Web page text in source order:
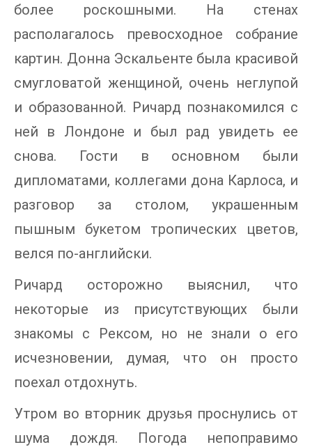
более роскошными. На стенах
располагалось превосходное собрание
картин. Донна Эскальенте была красивой
смугловатой женщиной, очень неглупой
и образованной. Ричард познакомился с
ней в Лондоне и был рад увидеть ее
снова. Гости в основном были
дипломатами, коллегами дона Карлоса, и
разговор за столом, украшенным
пышным букетом тропических цветов,
велся по-английски.
Ричард осторожно выяснил, что
некоторые из присутствующих были
знакомы с Рексом, но не знали о его
исчезновении, думая, что он просто
поехал отдохнуть.
Утром во вторник друзья проснулись от
шума дождя. Погода непоправимо